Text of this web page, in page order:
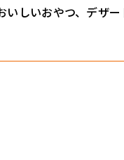
いしいおやつ、デザ